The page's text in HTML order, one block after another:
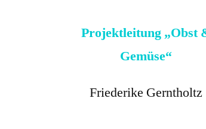
Projektleitung „Obst
Gemüse“
Friederike Gerntholtz